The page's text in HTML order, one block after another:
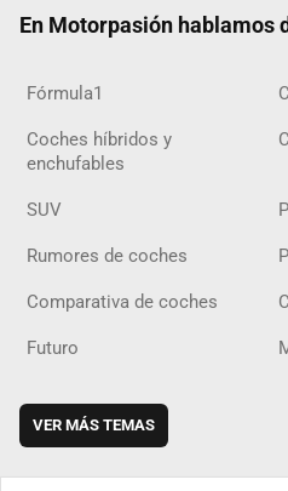
En Motorpasión hablamos
Fórmula1
Coches híbridos y
enchufables
SUV
Rumores de coches
Comparativa de coches
Futuro
VER MÁS TEMAS